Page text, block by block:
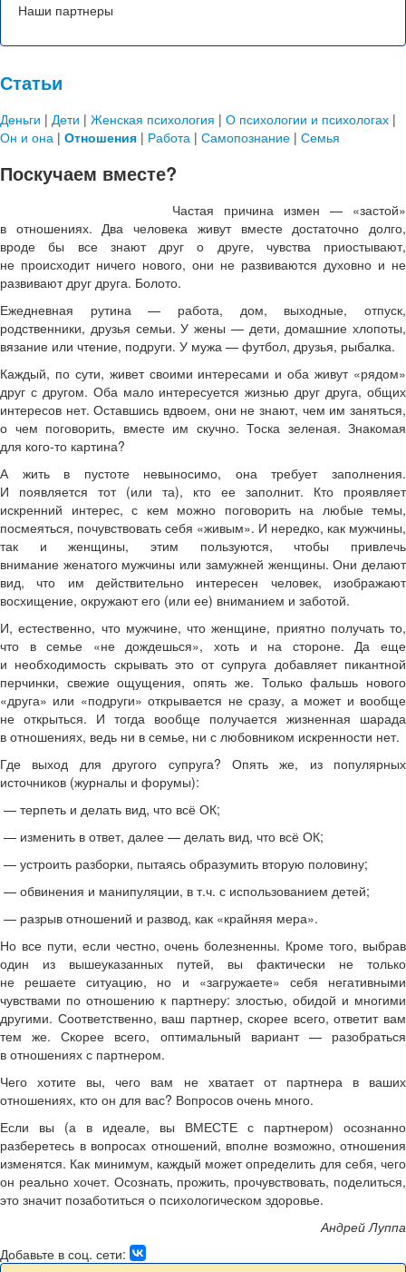
Наши партнеры
Статьи
Деньги | Дети | Женская психология | О психологии и психологах |
Он и она | Отношения | Работа | Самопознание | Семья
Поскучаем вместе?
Частая причина измен — «застой»
в отношениях. Два человека живут вместе достаточно долго,
вроде бы все знают друг о друге, чувства приостывают,
не происходит ничего нового, они не развиваются духовно и не
развивают друг друга. Болото.
Ежедневная рутина — работа, дом, выходные, отпуск,
родственники, друзья семьи. У жены — дети, домашние хлопоты,
вязание или чтение, подруги. У мужа — футбол, друзья, рыбалка.
Каждый, по сути, живет своими интересами и оба живут «рядом»
друг с другом. Оба мало интересуется жизнью друг друга, общих
интересов нет. Оставшись вдвоем, они не знают, чем им заняться,
о чем поговорить, вместе им скучно. Тоска зеленая. Знакомая
для кого-то картина?
А жить в пустоте невыносимо, она требует заполнения.
И появляется тот (или та), кто ее заполнит. Кто проявляет
искренний интерес, с кем можно поговорить на любые темы,
посмеяться, почувствовать себя «живым». И нередко, как мужчины,
так и женщины, этим пользуются, чтобы привлечь
внимание женатого мужчины или замужней женщины. Они делают
вид, что им действительно интересен человек, изображают
восхищение, окружают его (или ее) вниманием и заботой.
И, естественно, что мужчине, что женщине, приятно получать то,
что в семье «не дождешься», хоть и на стороне. Да еще
и необходимость скрывать это от супруга добавляет пикантной
перчинки, свежие ощущения, опять же. Только фальшь нового
«друга» или «подруги» открывается не сразу, а может и вообще
не открыться. И тогда вообще получается жизненная шарада
в отношениях, ведь ни в семье, ни с любовником искренности нет.
Где выход для другого супруга? Опять же, из популярных
источников (журналы и форумы):
— терпеть и делать вид, что всё ОК;
— изменить в ответ, далее — делать вид, что всё ОК;
— устроить разборки, пытаясь образумить вторую половину;
— обвинения и манипуляции, в т.ч. с использованием детей;
— разрыв отношений и развод, как «крайняя мера».
Но все пути, если честно, очень болезненны. Кроме того, выбрав
один из вышеуказанных путей, вы фактически не только
не решаете ситуацию, но и «загружаете» себя негативными
чувствами по отношению к партнеру: злостью, обидой и многими
другими. Соответственно, ваш партнер, скорее всего, ответит вам
тем же. Скорее всего, оптимальный вариант — разобраться
в отношениях с партнером.
Чего хотите вы, чего вам не хватает от партнера в ваших
отношениях, кто он для вас? Вопросов очень много.
Если вы (а в идеале, вы ВМЕСТЕ с партнером) осознанно
разберетесь в вопросах отношений, вполне возможно, отношения
изменятся. Как минимум, каждый может определить для себя, чего
он реально хочет. Осознать, прожить, прочувствовать, поделиться,
это значит позаботиться о психологическом здоровье.
Андрей Луппа
Добавьте в соц. сети: